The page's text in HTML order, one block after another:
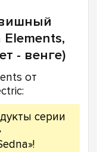
- венге)
от
серии